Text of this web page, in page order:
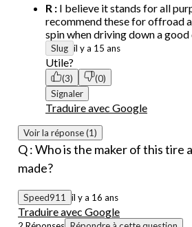
R : I believe it stands for all
recommend these for offroad
spin when driving down a
Slug il y a 15 ans
Utile?
(3)
(0)
Signaler
Traduire avec Google
Voir la réponse (1)
Q : Who is the maker of this tire
made?
Speed911 il y a 16 ans
Traduire avec Google